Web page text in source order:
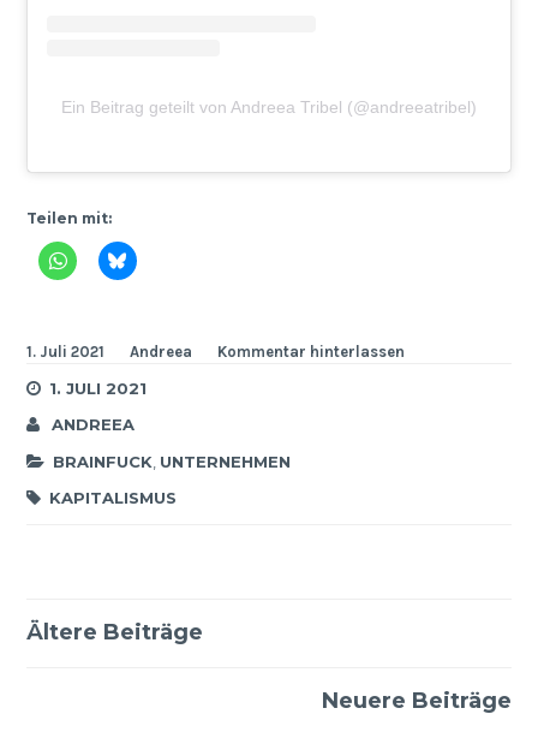
Ein Beitrag geteilt von Andreea Tribel (@andreeatribel)
Teilen mit:
1. Juli 2021 Andreea Kommentar hinterlassen
1. JULI 2021
ANDREEA
BRAINFUCK UNTERNEHMEN
KAPITALISMUS
Ältere Beiträge
Neuere Beiträge